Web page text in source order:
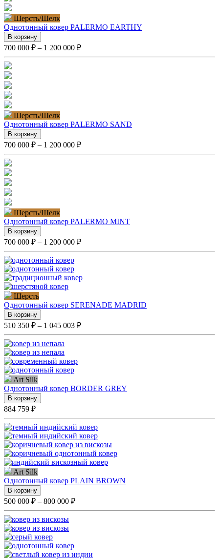
Шерсть/Шелк
Однотонный ковер PALERMO EARTHY
В корзину
700 000 ₽ – 1 200 000 ₽
Шерсть/Шелк
Однотонный ковер PALERMO SAND
В корзину
700 000 ₽ – 1 200 000 ₽
Шерсть/Шелк
Однотонный ковер PALERMO MINT
В корзину
700 000 ₽ – 1 200 000 ₽
Шерсть
Однотонный ковер SERENADE MADRID
В корзину
510 350 ₽ – 1 045 003 ₽
Art Silk
Однотонный ковер BORDER GREY
В корзину
884 759 ₽
Art Silk
Однотонный ковер PLAIN BROWN
В корзину
500 000 ₽ – 800 000 ₽